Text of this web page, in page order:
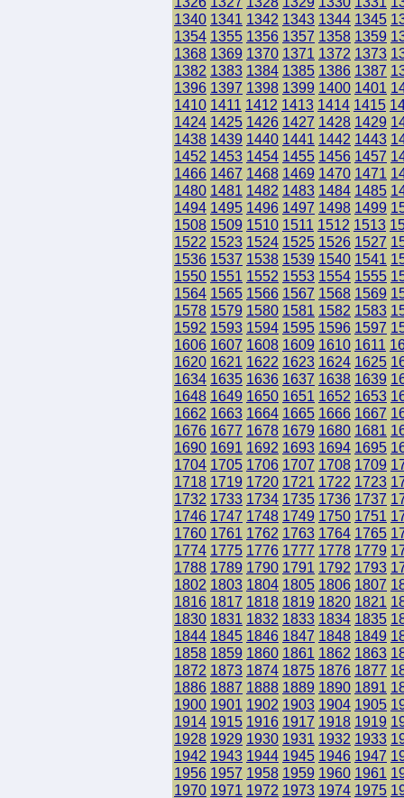
1340 1341 1342 1343 1344 1345
1354 1355 1356 1357 1358 1359
1368 1369 1370 1371 1372 1373
1382 1383 1384 1385 1386 1387
1396 1397 1398 1399 1400 1401
1410 1411 1412 1413 1414 1415
1424 1425 1426 1427 1428 1429
1438 1439 1440 1441 1442 1443
1452 1453 1454 1455 1456 1457
1466 1467 1468 1469 1470 1471
1480 1481 1482 1483 1484 1485
1494 1495 1496 1497 1498 1499
1508 1509 1510 1511 1512 1513
1522 1523 1524 1525 1526 1527
1536 1537 1538 1539 1540 1541
1550 1551 1552 1553 1554 1555
1564 1565 1566 1567 1568 1569
1578 1579 1580 1581 1582 1583
1592 1593 1594 1595 1596 1597
1606 1607 1608 1609 1610 1611
1620 1621 1622 1623 1624 1625
1634 1635 1636 1637 1638 1639
1648 1649 1650 1651 1652 1653
1662 1663 1664 1665 1666 1667
1676 1677 1678 1679 1680 1681
1690 1691 1692 1693 1694 1695
1704 1705 1706 1707 1708 1709
1718 1719 1720 1721 1722 1723
1732 1733 1734 1735 1736 1737
1746 1747 1748 1749 1750 1751
1760 1761 1762 1763 1764 1765
1774 1775 1776 1777 1778 1779
1788 1789 1790 1791 1792 1793
1802 1803 1804 1805 1806 1807
1816 1817 1818 1819 1820 1821
1830 1831 1832 1833 1834 1835
1844 1845 1846 1847 1848 1849
1858 1859 1860 1861 1862 1863
1872 1873 1874 1875 1876 1877
1886 1887 1888 1889 1890 1891
1900 1901 1902 1903 1904 1905
1914 1915 1916 1917 1918 1919
1928 1929 1930 1931 1932 1933
1942 1943 1944 1945 1946 1947
1956 1957 1958 1959 1960 1961
1970 1971 1972 1973 1974 1975